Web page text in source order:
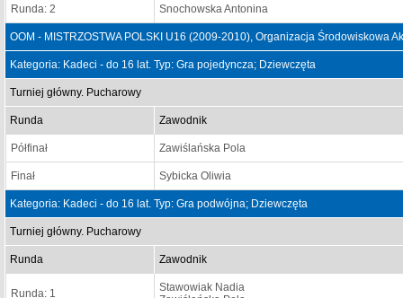
Runda: 2 Snochowska Antonina
OOM - MISTRZOSTWA POLSKI U16 (2009-2010), Organizacja
Kategoria: Kadeci - do 16 lat. Typ: Gra pojedyncza; Dziewczęta
Turniej główny. Pucharowy
Runda Zawodnik
Półfinał Zawiślańska Pola
Finał Sybicka Oliwia
Kategoria: Kadeci - do 16 lat. Typ: Gra podwójna; Dziewczęta
Turniej główny. Pucharowy
Runda Zawodnik
Runda: 1
Stawowiak Nadia